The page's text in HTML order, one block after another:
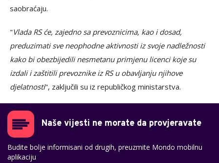
saobraćaju.
"Vlada RS će, zajedno sa prevoznicima, kao i dosad,
preduzimati sve neophodne aktivnosti iz svoje nadležnosti
kako bi obezbijedili nesmetanu primjenu licenci koje su
izdali i zaštitili prevoznike iz RS u obavljanju njihove
djelatnosti", zaključili su iz republičkog ministarstva.
Naše vijesti ne morate da provjeravate
Budite bolje informisani od drugih, preuzmite Mondo mobilnu
aplikaciju